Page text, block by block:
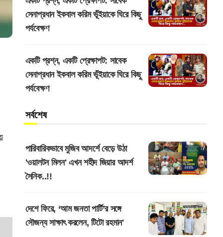
সেনাপ্রধান ইকবাল করিম ভূঁইয়াকে ঘিরে কিছু
পর্যবেক্ষণ
একটি প্রশ্ন, একটি প্রেক্ষাপট: সাবেক
সেনাপ্রধান ইকবাল করিম ভূঁইয়াকে ঘিরে কিছু
পর্যবেক্ষণ
সর্বশেষ
পারিবারিকভাবে মুজিব আদর্শে বেড়ে উঠা
'ওয়ালটন মিলন' এখন শহীদ জিয়ার আদর্শ
সৈনিক..!!
দেশে ফিরে, ‘আম জনতা পার্টি’র সঙ্গে
সৌজন্য সাক্ষাৎ করলেন, টিটো রহমান'